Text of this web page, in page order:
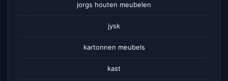
jorgs houten meubelen
jysk
kartonnen meubels
kast